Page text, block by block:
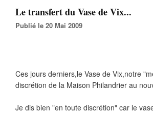
Le transfert du Vase de Vix...
Publié le 20 Mai 2009
Ces jours derniers,le Vase de Vix,notre
discrétion de la Maison Philandrier au
Je dis bien "en toute discrétion" car le